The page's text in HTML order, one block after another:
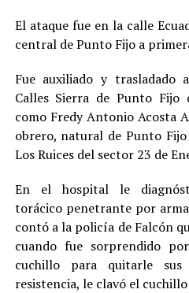
El ataque fue en la calle
central de Punto Fijo a
Fue auxiliado y trasladado
Calles Sierra de Punto Fijo
como Fredy Antonio Acosta
obrero, natural de Punto
Los Ruices del sector 23 de
En el hospital le
torácico penetrante por
contó a la policía de Falcón
cuando fue sorprendido
cuchillo para quitarle
resistencia, le clavó el